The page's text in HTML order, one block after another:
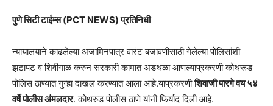
पुणे सिटी टाईम्स (PCT NEWS) प्रतिनिधी
न्यायालयाने काढलेल्या अजामिनपात्र वारंट बजावणीसाठी गेलेल्या पोलिसांशी
झटापट व शिवीगाळ करुन सरकारी कामात अडथळा आणल्याप्रकरणी कोथरूड
पोलिस ठाण्यात गुन्हा दाखल करण्यात आला आहे.याप्रकरणीशिवाजी पारगे वय ५४
वर्षे पोलीस अंमलदार. कोथरुड पोलीस ठाणे यांनी फिर्याद दिली आहे.